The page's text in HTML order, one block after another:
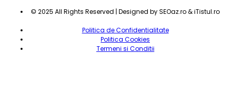
© 2025 All Rights Reserved | Designed by SEOaz.ro & iTistul.ro
Politica de Confidentialitate
Politica Cookies
Termeni si Conditii